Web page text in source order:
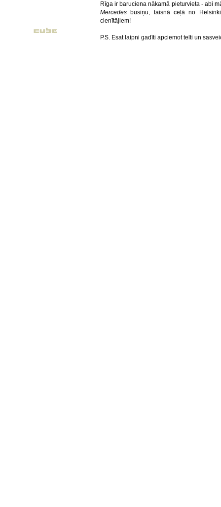
Rīga ir baruciena nākamā pieturvieta - abi
Mercedes busiņu, taisnā ceļā no
cienītājiem!
P.S. Esat laipni gadīti apciemot telti un